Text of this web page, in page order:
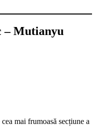
– Mutianyu
mai frumoasă secțiune a